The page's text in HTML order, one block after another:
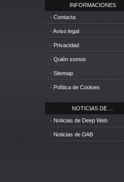
INFORMACIONES
· Contacta
· Aviso legal
· Privacidad
· Quién somos
· Sitemap
· Política de Cookies
NOTICIAS DE ...
· Noticias de Deep Web
· Noticias de DAB